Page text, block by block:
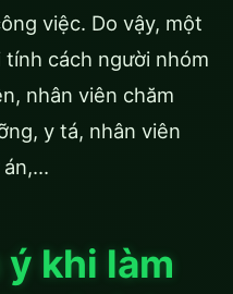
việc. Do vậy, một
cách người nhóm
nhân viên chăm
y tá, nhân viên
án,…
khi làm